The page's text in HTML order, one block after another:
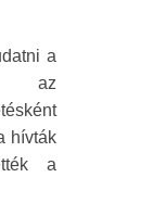
a
az
hívták
a